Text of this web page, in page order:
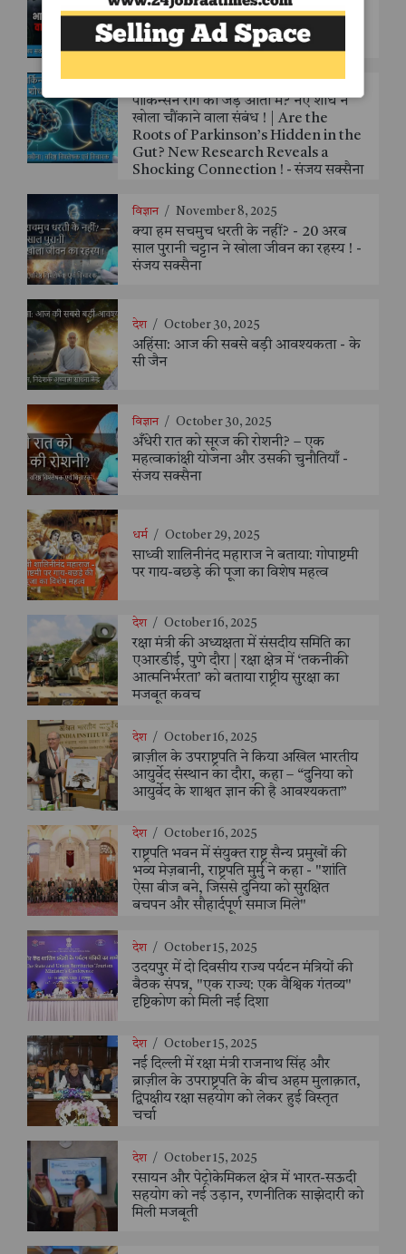
तेजस हादसे के संदर्भ में भारत–पाकिस्तान
वायुसेना: क्षमता, फर्क और सीख - संजय
सक्सैना
हेल्थ एंड फिटनेस / November 27, 2025
पार्किन्सन रोग की जड़ें आंतों में? नए शोध ने
खोला चौंकाने वाला संबंध ! | Are the
Roots of Parkinson’s Hidden in the
Gut? New Research Reveals a
Shocking Connection ! - संजय सक्सैना
विज्ञान / November 8, 2025
क्या हम सचमुच धरती के नहीं? - 20 अरब
साल पुरानी चट्टान ने खोला जीवन का रहस्य ! -
संजय सक्सैना
देश / October 30, 2025
अहिंसा: आज की सबसे बड़ी आवश्यकता - के
सी जैन
विज्ञान / October 30, 2025
अँधेरी रात को सूरज की रोशनी? – एक
महत्वाकांक्षी योजना और उसकी चुनौतियाँ -
संजय सक्सैना
धर्म / October 29, 2025
साध्वी शालिनीनंद महाराज ने बताया: गोपाष्टमी
पर गाय-बछड़े की पूजा का विशेष महत्व
देश / October 16, 2025
रक्षा मंत्री की अध्यक्षता में संसदीय समिति का
एआरडीई, पुणे दौरा | रक्षा क्षेत्र में ‘तकनीकी
आत्मनिर्भरता’ को बताया राष्ट्रीय सुरक्षा का
मजबूत कवच
देश / October 16, 2025
ब्राज़ील के उपराष्ट्रपति ने किया अखिल भारतीय
आयुर्वेद संस्थान का दौरा, कहा – “दुनिया को
आयुर्वेद के शाश्वत ज्ञान की है आवश्यकता”
देश / October 16, 2025
राष्ट्रपति भवन में संयुक्त राष्ट्र सैन्य प्रमुखों की
भव्य मेज़बानी, राष्ट्रपति मुर्मु ने कहा - "शांति
ऐसा बीज बने, जिससे दुनिया को सुरक्षित
बचपन और सौहार्दपूर्ण समाज मिले"
देश / October 15, 2025
उदयपुर में दो दिवसीय राज्य पर्यटन मंत्रियों की
बैठक संपन्न, "एक राज्य: एक वैश्विक गंतव्य"
दृष्टिकोण को मिली नई दिशा
देश / October 15, 2025
नई दिल्ली में रक्षा मंत्री राजनाथ सिंह और
ब्राज़ील के उपराष्ट्रपति के बीच अहम मुलाक़ात,
द्विपक्षीय रक्षा सहयोग को लेकर हुई विस्तृत
चर्चा
देश / October 15, 2025
रसायन और पेट्रोकेमिकल क्षेत्र में भारत-सऊदी
सहयोग को नई उड़ान, रणनीतिक साझेदारी को
मिली मजबूती